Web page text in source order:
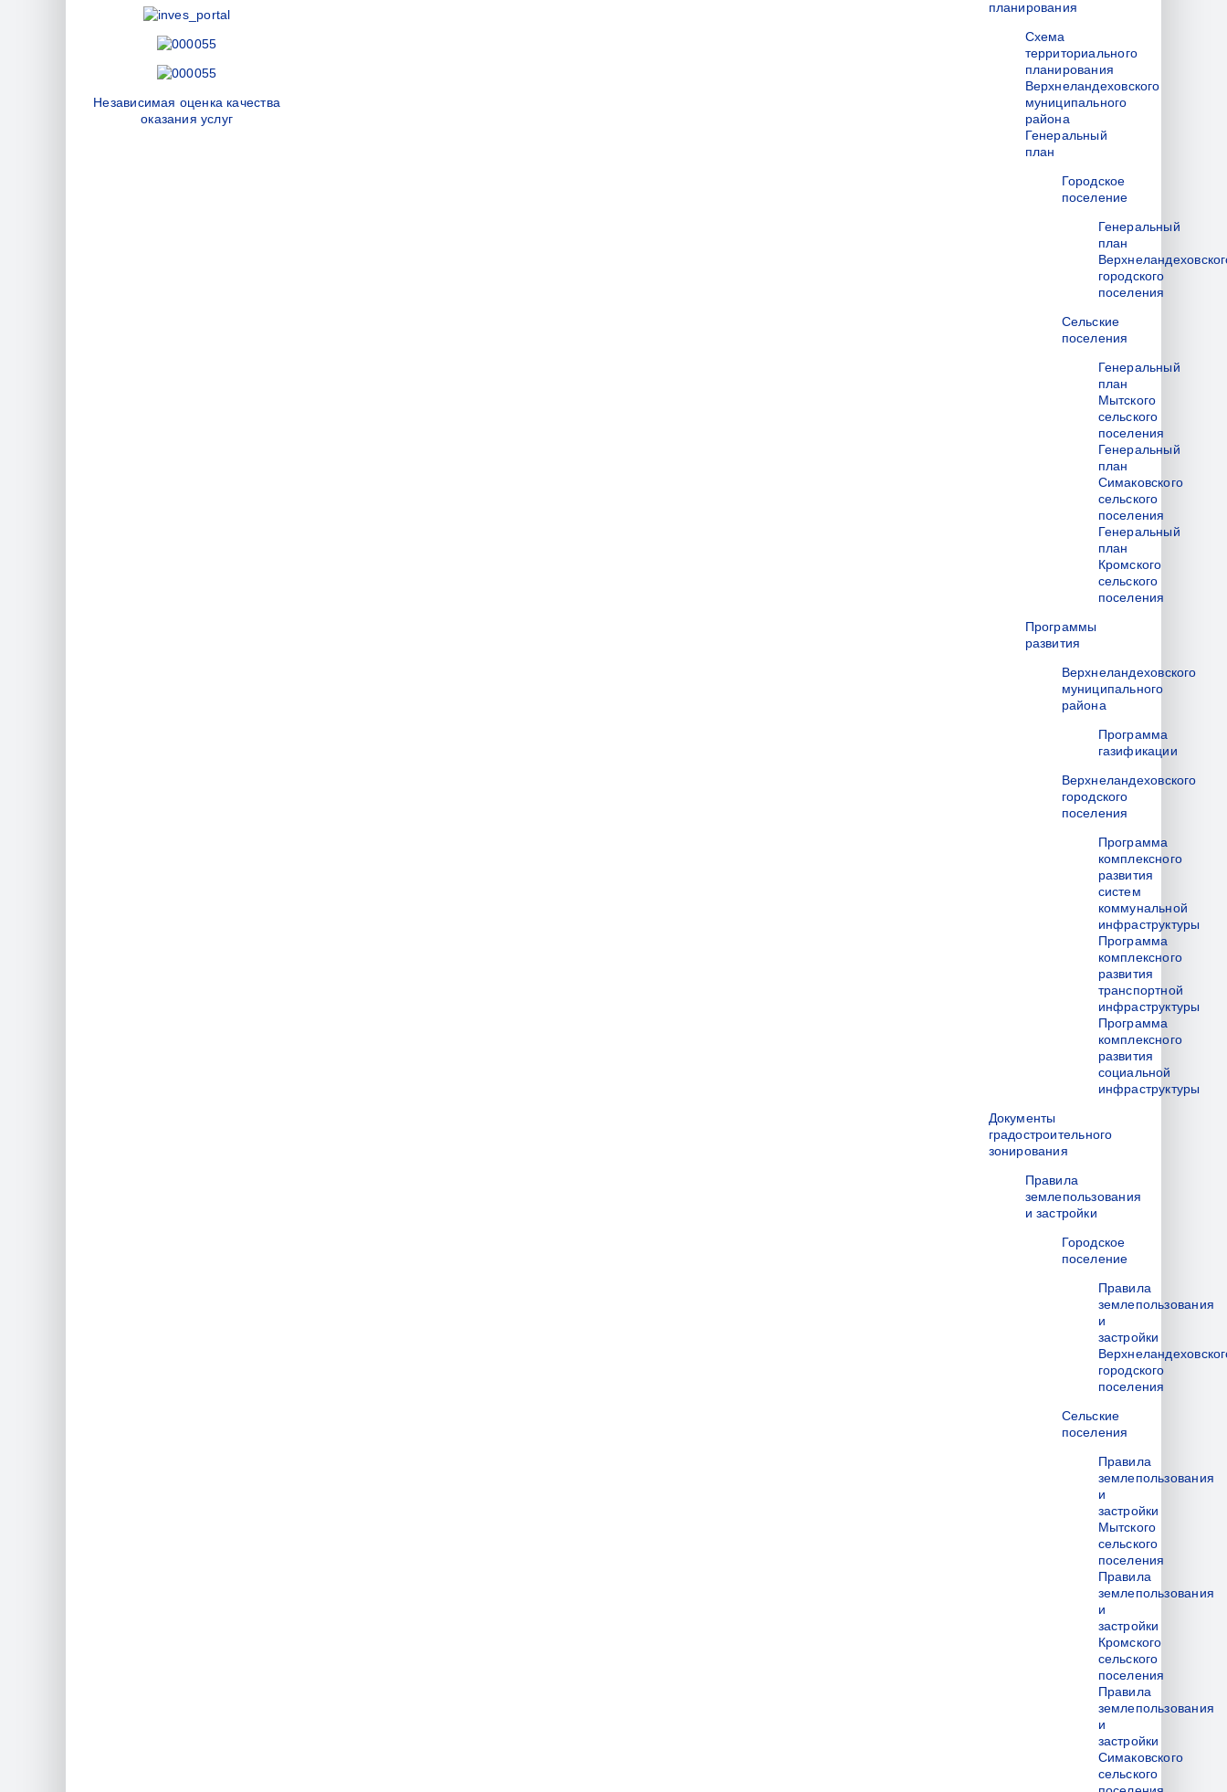
Независимая оценка качества
оказания услуг
планирования
Схема
территориального
планирования
Верхнеландеховского
муниципального
района
Генеральный
план
Городское
поселение
Генеральный
план
городского
поселения
Сельские
поселения
Генеральный
план
Мытского
сельского
поселения
Генеральный
план
Симаковского
сельского
поселения
Генеральный
план
Кромского
сельского
поселения
Программы
развития
Верхнеландеховского
муниципального
района
Программа
газификации
Верхнеландеховского
городского
поселения
Программа
комплексного
развития
систем
коммунальной
инфраструктуры
Программа
комплексного
развития
транспортной
инфраструктуры
Программа
комплексного
развития
социальной
инфраструктуры
Документы
градостроительного
зонирования
Правила
землепользования
и застройки
Городское
поселение
Правила
землепользования
и
застройки
городского
поселения
Сельские
поселения
Правила
землепользования
и
застройки
Мытского
сельского
поселения
Правила
землепользования
и
застройки
Кромского
сельского
поселения
Правила
землепользования
и
застройки
Симаковского
сельского